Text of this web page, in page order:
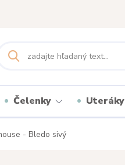
Čelenky Uteráky
- Bledo sivý